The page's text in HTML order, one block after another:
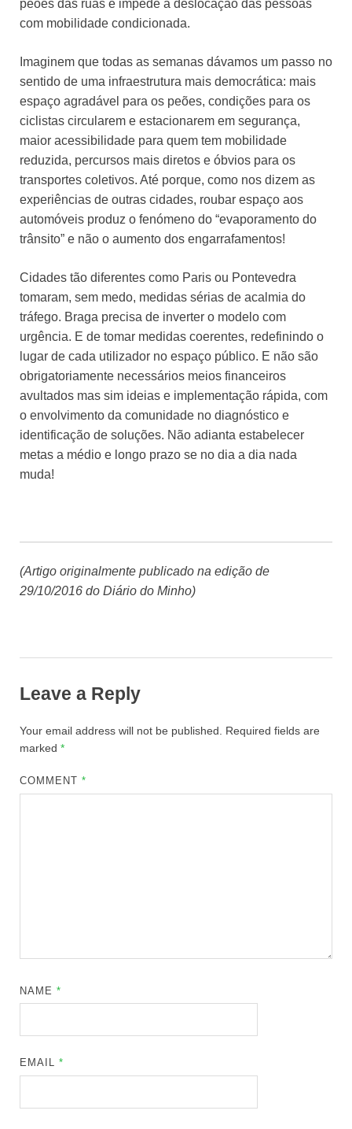
peões das ruas e impede a deslocação das pessoas
com mobilidade condicionada.
Imaginem que todas as semanas dávamos um passo no
sentido de uma infraestrutura mais democrática: mais
espaço agradável para os peões, condições para os
ciclistas circularem e estacionarem em segurança,
maior acessibilidade para quem tem mobilidade
reduzida, percursos mais diretos e óbvios para os
transportes coletivos. Até porque, como nos dizem as
experiências de outras cidades, roubar espaço aos
automóveis produz o fenómeno do “evaporamento do
trânsito” e não o aumento dos engarrafamentos!
Cidades tão diferentes como Paris ou Pontevedra
tomaram, sem medo, medidas sérias de acalmia do
tráfego. Braga precisa de inverter o modelo com
urgência. E de tomar medidas coerentes, redefinindo o
lugar de cada utilizador no espaço público. E não são
obrigatoriamente necessários meios financeiros
avultados mas sim ideias e implementação rápida, com
o envolvimento da comunidade no diagnóstico e
identificação de soluções. Não adianta estabelecer
metas a médio e longo prazo se no dia a dia nada
muda!
(Artigo originalmente publicado na edição de
29/10/2016 do Diário do Minho)
Leave a Reply
Your email address will not be published.
Required fields are
marked *
COMMENT*
NAME*
EMAIL*